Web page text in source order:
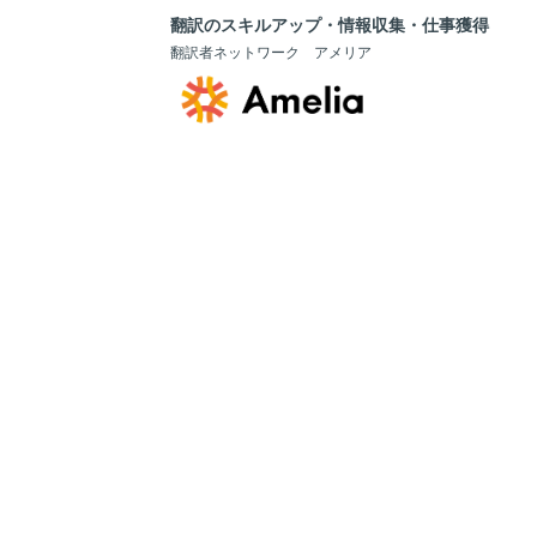
翻訳のスキルアップ・情報収集・仕事獲得
翻訳者ネットワーク アメリア